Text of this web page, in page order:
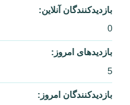
بازدیدکنندگان آنلاین:
0
بازدیدهای امروز:
5
بازدیدکنندگان امروز: